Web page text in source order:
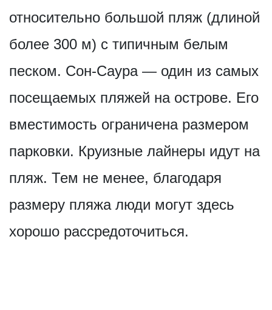
относительно большой пляж (длиной
более 300 м) с типичным белым
песком. Сон-Саура — один из самых
посещаемых пляжей на острове. Его
вместимость ограничена размером
парковки. Круизные лайнеры идут на
пляж. Тем не менее, благодаря
размеру пляжа люди могут здесь
хорошо рассредоточиться.